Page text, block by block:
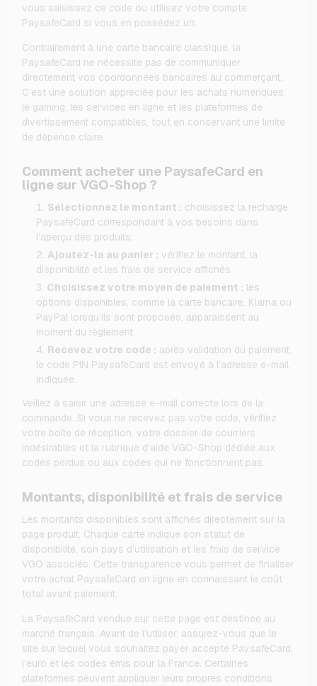
vous saisissez ce code ou utilisez votre compte
PaysafeCard si vous en possédez un.
Contrairement à une carte bancaire classique, la
PaysafeCard ne nécessite pas de communiquer
directement vos coordonnées bancaires au commerçant.
C’est une solution appréciée pour les achats numériques,
le gaming, les services en ligne et les plateformes de
divertissement compatibles, tout en conservant une limite
de dépense claire.
Comment acheter une PaysafeCard en
ligne sur VGO-Shop ?
Sélectionnez le montant : choisissez la recharge
PaysafeCard correspondant à vos besoins dans
l’aperçu des produits.
Ajoutez-la au panier : vérifiez le montant, la
disponibilité et les frais de service affichés.
Choisissez votre moyen de paiement : les
options disponibles, comme la carte bancaire, Klarna ou
PayPal lorsqu’ils sont proposés, apparaissent au
moment du règlement.
Recevez votre code : après validation du paiement,
le code PIN PaysafeCard est envoyé à l’adresse e-mail
indiquée.
Veillez à saisir une adresse e-mail correcte lors de la
commande. Si vous ne recevez pas votre code, vérifiez
votre boîte de réception, votre dossier de courriers
indésirables et la rubrique d’aide VGO-Shop dédiée aux
codes perdus ou aux codes qui ne fonctionnent pas.
Montants, disponibilité et frais de service
Les montants disponibles sont affichés directement sur la
page produit. Chaque carte indique son statut de
disponibilité, son pays d’utilisation et les frais de service
VGO associés. Cette transparence vous permet de finaliser
votre achat PaysafeCard en ligne en connaissant le coût
total avant paiement.
La PaysafeCard vendue sur cette page est destinée au
marché français. Avant de l’utiliser, assurez-vous que le
site sur lequel vous souhaitez payer accepte PaysafeCard,
l’euro et les codes émis pour la France. Certaines
plateformes peuvent appliquer leurs propres conditions